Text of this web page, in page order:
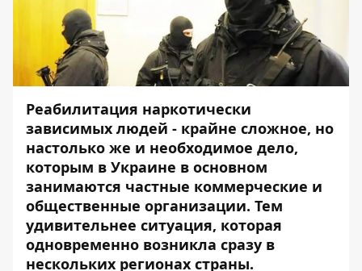
Реабилитация наркотически
зависимых людей - крайне сложное, но
настолько же и необходимое дело,
которым в Украине в основном
занимаются частные коммерческие и
общественные организации. Тем
удивительнее ситуация, которая
одновременно возникла сразу в
нескольких регионах страны.